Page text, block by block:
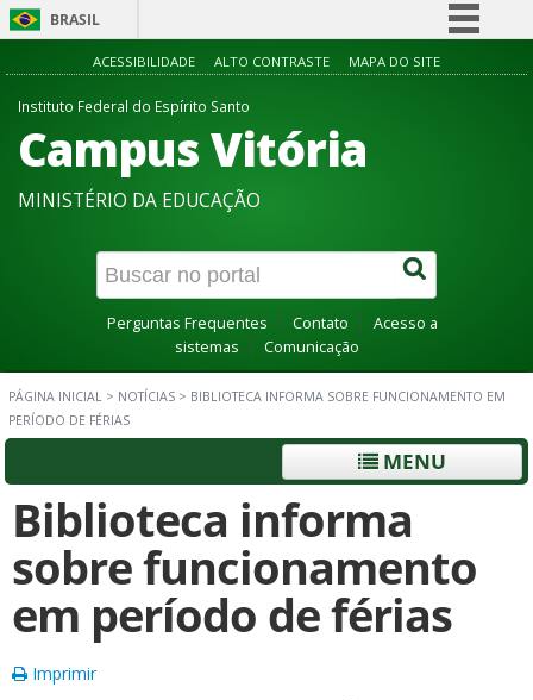
BRASIL
Simplifique!
Acesso à informação
Canais
ACESSIBILIDADE ALTO CONTRASTE MAPA DO SITE
Instituto Federal do Espírito Santo
Campus Vitória
MINISTÉRIO DA EDUCAÇÃO
Perguntas Frequentes Contato
Acesso a
sistemas
Comunicação
PÁGINA INICIAL > NOTÍCIAS > BIBLIOTECA INFORMA SOBRE FUNCIONAMENTO EM
PERÍODO DE FÉRIAS
MENU
Biblioteca informa
sobre funcionamento
em período de férias
Imprimir